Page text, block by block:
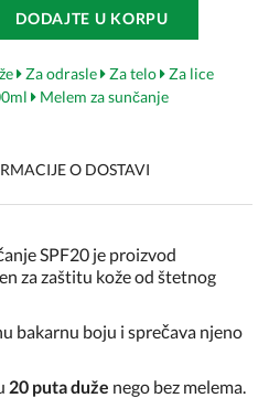
DODAJTE U KORPU
Za odrasle Za telo
Za lice
Melem za sunčanje
O DOSTAVI
SPF20 je proizvod
za zaštitu kože od štetnog
bakarnu boju i sprečava njeno
20 puta duže nego bez melema.